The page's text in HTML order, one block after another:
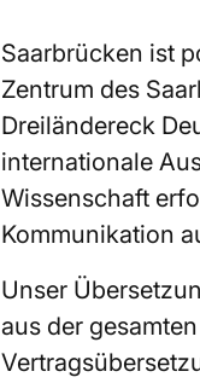
Saarbrücken ist
Zentrum des
Dreiländereck
internationale
Wissenschaft
Kommunikation
Unser
aus der